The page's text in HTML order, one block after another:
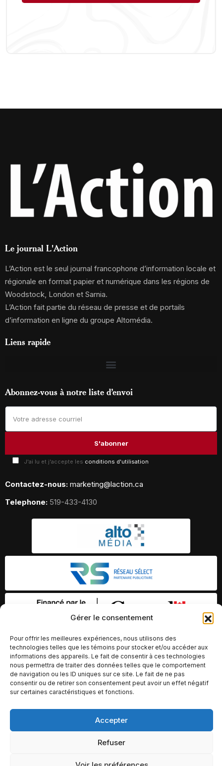
Gérer le consentement
Pour offrir les meilleures expériences, nous utilisons des
technologies telles que les témoins pour stocker et/ou accéder aux
informations des appareils. Le fait de consentir à ces technologies
nous permettra de traiter des données telles que le comportement
de navigation ou les ID uniques sur ce site. Le fait de ne pas
consentir ou de retirer son consentement peut avoir un effet négatif
sur certaines caractéristiques et fonctions.
Accepter
Refuser
Le journal L'Action
L’Action est le seul journal francophone d’information locale et
régionale en format papier et numérique dans les régions de
Woodstock, London et Sarnia.
L’Action fait partie du réseau de presse et de portails
d’information en ligne du groupe Altomédia.
Liens rapide
Abonnez-vous à notre liste d’envoi
J'ai lu et j'accepte les conditions d'utilisation
Contactez-nous: marketing@laction.ca
Telephone: 519-433-4130
© Copyright 2026 – Altomédia Inc |
Ce site internet a été conçu et développé par Chameleon Ideas